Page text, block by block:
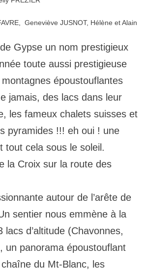
Geneviève JUSNOT, Hélène et Alain
Gypse un nom prestigieux
toute aussi prestigieuse
époustouflantes
jamais, des lacs dans leur
les fameux chalets suisses et
pyramides !!! eh oui ! une
tout cela sous le soleil.
la Croix sur la route des
autour de l’arête de
sentier nous emmène à la
lacs d’altitude (Chavonnes,
un panorama époustouflant
du Mt-Blanc, les